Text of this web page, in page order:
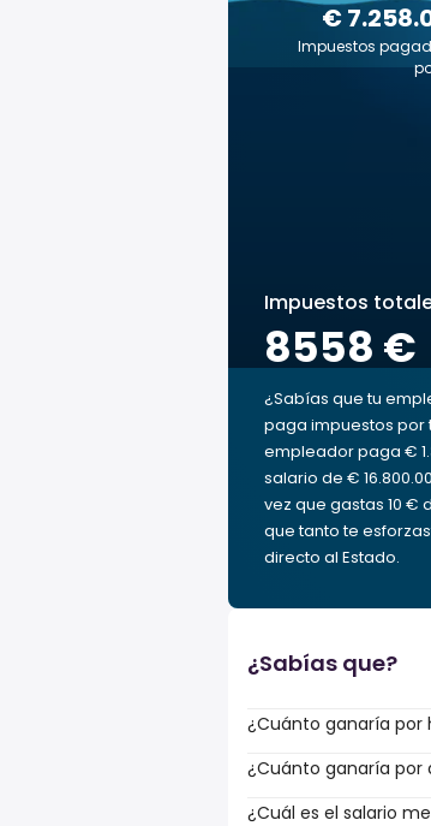
€
Impuestos
Impuestos
8558 €
¿Sabías que tu
paga impuestos por
empleador paga €
salario de €
vez que gastas 10 €
que tanto te
directo al Estado.
¿Sabías que?
¿Cuánto ganaría por
¿Cuánto ganaría por
¿Cuál es el salario